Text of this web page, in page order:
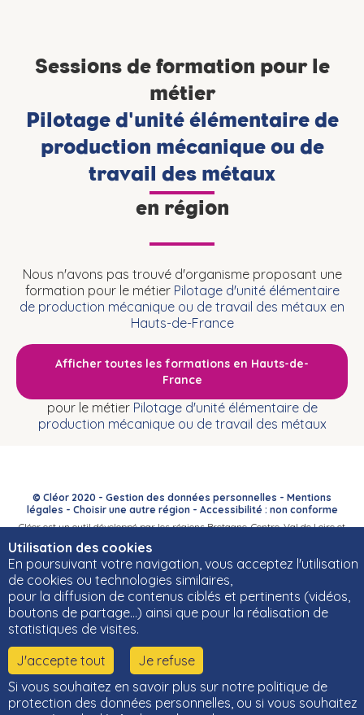
Utilisation des cookies
En poursuivant votre navigation, vous acceptez l'utilisation
de cookies ou technologies similaires,
pour la diffusion de contenus ciblés et pertinents (vidéos,
boutons de partage…) ainsi que pour la réalisation de
statistiques de visites.
J'accepte tout
Je refuse
Si vous souhaitez en savoir plus sur notre politique de
protection des données personnelles, ou si vous souhaitez
Sessions de formation pour le
métier
Pilotage d'unité élémentaire de
production mécanique ou de
travail des métaux
en région
Nous n'avons pas trouvé d'organisme proposant une
formation pour le métier Pilotage d'unité élémentaire
de production mécanique ou de travail des métaux en
Hauts-de-France
Afficher toutes les formations en Hauts-de-
France
pour le métier Pilotage d'unité élémentaire de
production mécanique ou de travail des métaux
© Cléor 2020 - Gestion des données personnelles - Mentions
légales - Choisir une autre région- Accessibilité : non conforme
Cléor est un outil développé par les régions Bretagne, Centre-Val de Loire et